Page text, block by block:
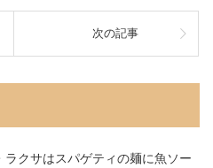
次の記事
ラクサはスパゲティの麺に魚ソー